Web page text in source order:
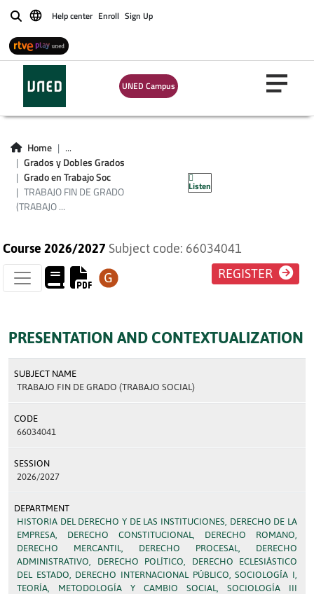
BuscarHelp center Enroll Sign Up
UNED Campus
Home
...
Grados y Dobles Grados
Grado en Trabajo Soc
TRABAJO FIN DE GRADO
(TRABAJO ...
Listen
TRABAJO FIN DE
GRADO (TRABAJO
SOCIAL)
Course 2026/2027 Subject code: 66034041
REGISTER
PRESENTATION AND CONTEXTUALIZATION
SUBJECT NAME
TRABAJO FIN DE GRADO (TRABAJO SOCIAL)
CODE
66034041
SESSION
2026/2027
DEPARTMENT
HISTORIA DEL DERECHO Y DE LAS INSTITUCIONES, DERECHO DE LA
EMPRESA, DERECHO CONSTITUCIONAL, DERECHO ROMANO,
DERECHO MERCANTIL, DERECHO PROCESAL, DERECHO
ADMINISTRATIVO, DERECHO POLÍTICO, DERECHO ECLESIÁSTICO
DEL ESTADO, DERECHO INTERNACIONAL PÚBLICO, SOCIOLOGÍA I,
TEORÍA, METODOLOGÍA Y CAMBIO SOCIAL, SOCIOLOGÍA III